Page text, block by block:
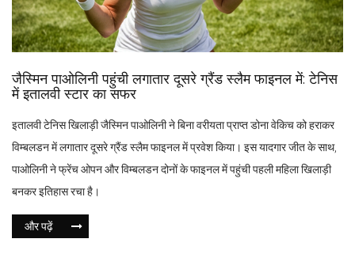
जैस्मिन पाओलिनी पहुंची लगातार दूसरे ग्रैंड स्लैम फाइनल में: टेनिस
में इतालवी स्टार का सफर
इतालवी टेनिस खिलाड़ी जैस्मिन पाओलिनी ने बिना वरीयता प्राप्त डोना वेकिच को हराकर
विम्बलडन में लगातार दूसरे ग्रैंड स्लैम फाइनल में प्रवेश किया। इस यादगार जीत के साथ,
पाओलिनी ने फ्रेंच ओपन और विम्बलडन दोनों के फाइनल में पहुंची पहली महिला खिलाड़ी
बनकर इतिहास रचा है।
और पढ़ें